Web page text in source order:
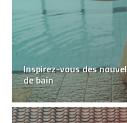
Inspirez-vous des
de bain